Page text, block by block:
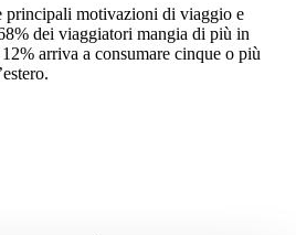
principali motivazioni di viaggio e
dei viaggiatori mangia di più in
arriva a consumare cinque o più